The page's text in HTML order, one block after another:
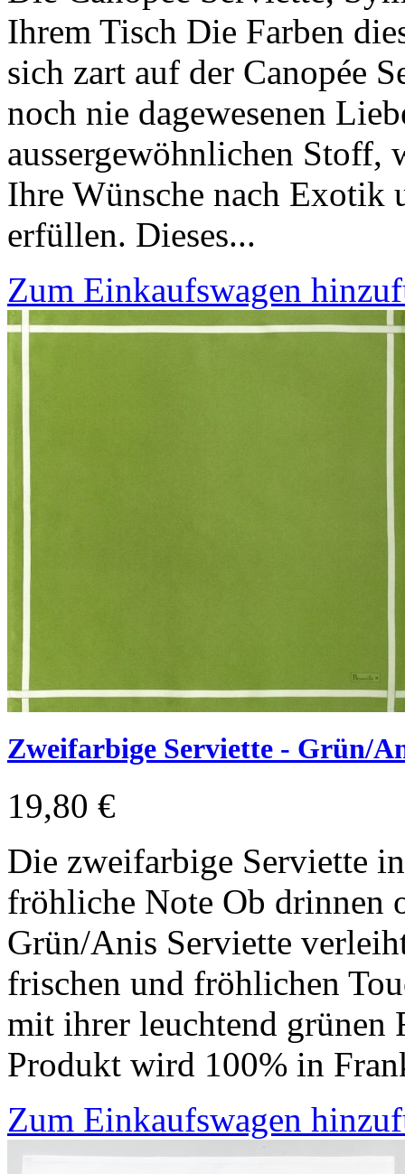
Ihrem Tisch Die Farben
sich zart auf der Canopée
noch nie dagewesenen
aussergewöhnlichen
Ihre Wünsche nach Exotik
erfüllen. Dieses...
Zum Einkaufswagen
Zweifarbige Serviette - Grün/
19,80 €
Die zweifarbige Serviette
fröhliche Note Ob drinnen
Grün/Anis Serviette
frischen und fröhlichen
mit ihrer leuchtend grünen
Produkt wird 100% in
Zum Einkaufswagen